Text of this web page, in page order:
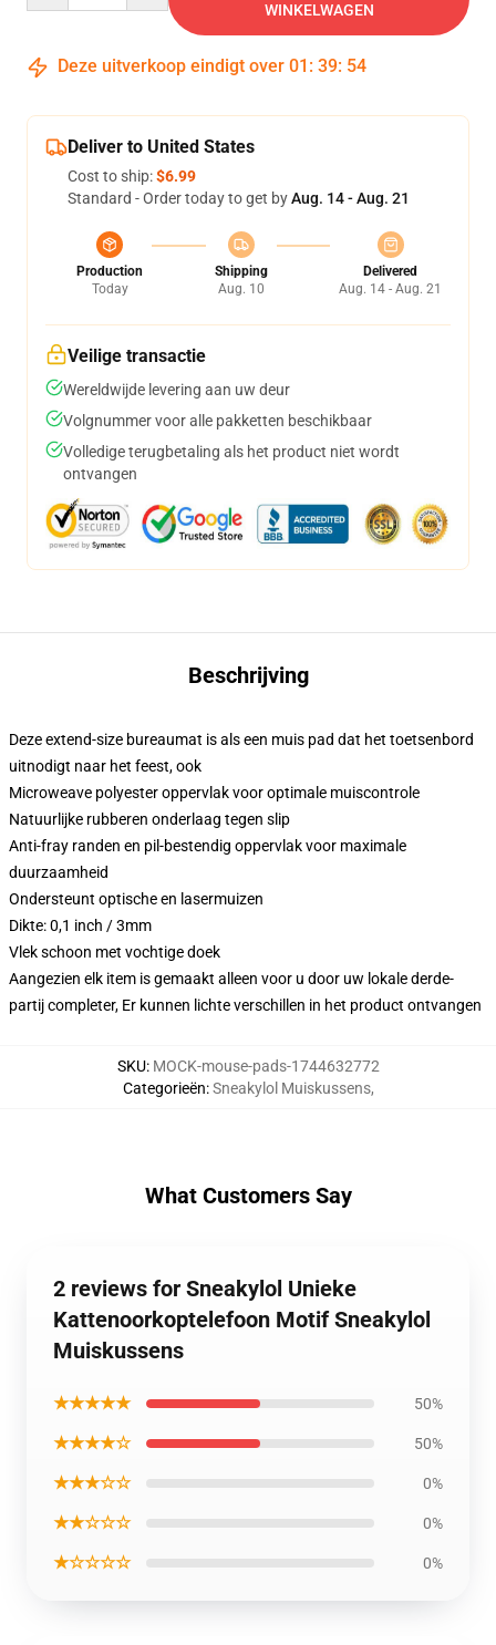
WINKELWAGEN
Deze uitverkoop eindigt over 01 : 39: 54
Deliver to United States
Cost to ship:$6.99
Standard - Order today to get byAug. 14 - Aug. 21
Production
Today
Shipping
Aug. 10
Delivered
Aug. 14 - Aug. 21
Veilige transactie
Wereldwijde levering aan uw deur
Volgnummer voor alle pakketten beschikbaar
Volledige terugbetaling als het product niet wordt
ontvangen
Beschrijving
Deze extend-size bureaumat is als een muis pad dat het toetsenbord
uitnodigt naar het feest, ook
Microweave polyester oppervlak voor optimale muiscontrole
Natuurlijke rubberen onderlaag tegen slip
Anti-fray randen en pil-bestendig oppervlak voor maximale
duurzaamheid
Ondersteunt optische en lasermuizen
Dikte: 0,1 inch / 3mm
Vlek schoon met vochtige doek
Aangezien elk item is gemaakt alleen voor u door uw lokale derde-
partij completer, Er kunnen lichte verschillen in het product ontvangen
SKU: MOCK-mouse-pads-1744632772
Categorieën:Sneakylol Muiskussens,
What Customers Say
2 reviews for Sneakylol Unieke
Kattenoorkoptelefoon Motif Sneakylol
Muiskussens
★★★★★ 50%
★★★★☆ 50%
★★★☆☆ 0%
★★☆☆☆ 0%
★☆☆☆☆ 0%